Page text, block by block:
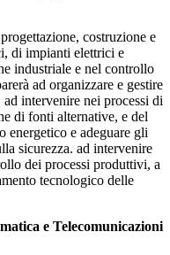
costruzione e
di impianti elettrici e
industriale e nel controllo
ad organizzare e gestire
intervenire nei processi di
di fonti alternative, e del
energetico e adeguare gli
sicurezza. ad intervenire
dei processi produttivi, a
tecnologico delle
e Telecomunicazioni